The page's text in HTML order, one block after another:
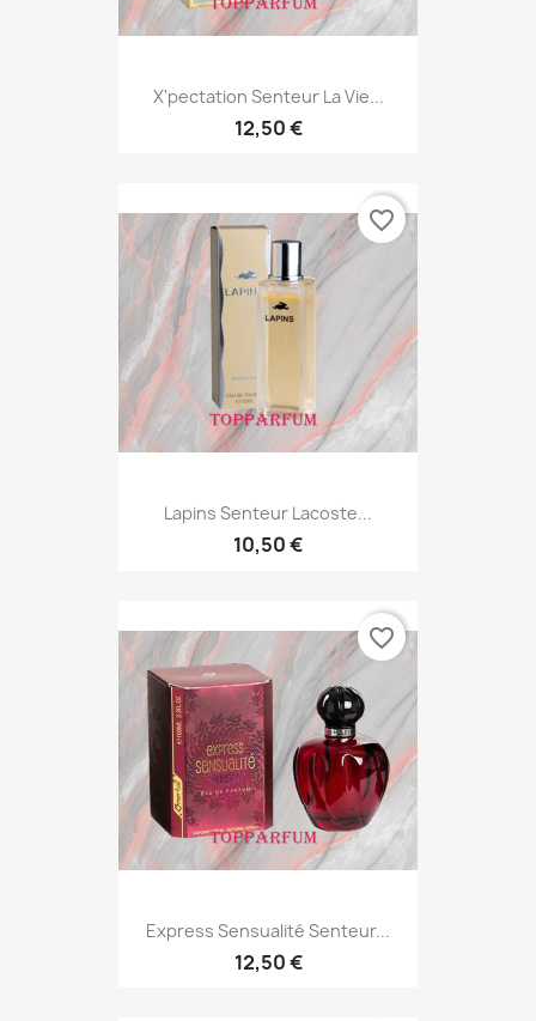
X'pectation Senteur La Vie...
12,50 €
Lapins Senteur Lacoste...
10,50 €
favorite_border
Express Sensualité Senteur...
12,50 €
favorite_border